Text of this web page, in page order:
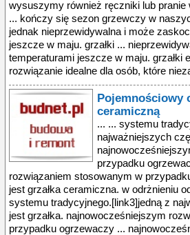
Pojemnościowy
ceramiczną
... ... systemu
najważniejszych
przypadku
rozwiązaniem stosowanym w
jest grzałka ceramiczna. w odrżnieniu
systemu tradycyjnego.[link3]jedną z
jest grzałka. najnowocześniejszym
przypadku ogrzewaczy ...